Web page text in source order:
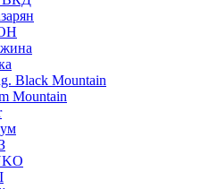
Black Mountain
Mountain